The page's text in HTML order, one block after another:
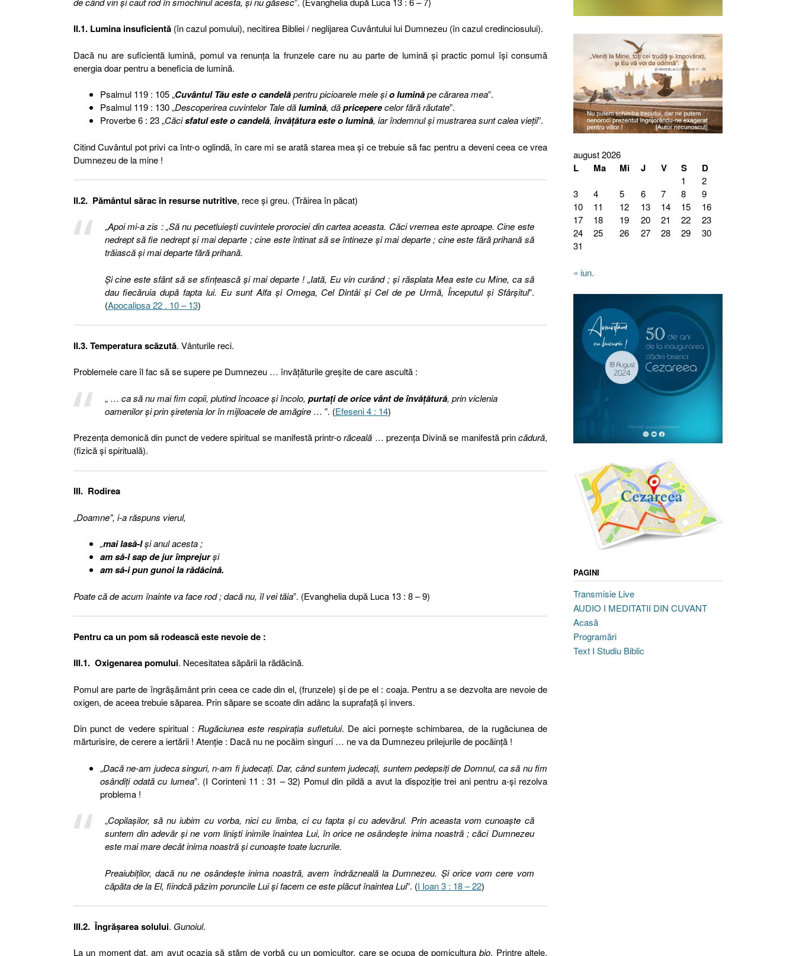
II.1. Lumina insuficientă (în cazul pomului), necitirea Bibliei / neglijarea Cuvântului lui Dumnezeu (în cazul credinciosului).
Dacă nu are suficientă lumină, pomul va renunţa la frunzele care nu au parte de lumină şi practic pomul îşi consumă
energia doar pentru a beneficia de lumină.
Psalmul 119 : 105 „Cuvântul Tău este o candelăpentru picioarele mele şio luminăpe cărarea mea”.
Psalmul 119 : 130 „Descoperirea cuvintelor Tale dălumină, dăpriceperecelor fără răutate”.
Proverbe 6 : 23 „Căcisfatul este o candelă, învăţătura este o lumină, iar îndemnul şi mustrarea sunt calea vieţii”.
Citind Cuvântul pot privi ca într-o oglindă, în care mi se arată starea mea şi ce trebuie să fac pentru a deveni ceea ce vrea
Dumnezeu de la mine !
II.2. Pământul sărac în resurse nutritive, rece şi greu. (Trăirea în păcat)
„Apoi mi-a zis : „Să nu pecetluieşti cuvintele prorociei din cartea aceasta. Căci vremea este aproape. Cine este
nedrept să fie nedrept şi mai departe ; cine este întinat să se întineze şi mai departe ; cine este fără prihană să
trăiască şi mai departe fără prihană.
Şi cine este sfânt să se sfinţească şi mai departe ! „Iată, Eu vin curând ; şi răsplata Mea este cu Mine, ca să
dau fiecăruia după fapta lui. Eu sunt Alfa şi Omega, Cel Dintâi şi Cel de pe Urmă, Începutul şi Sfârşitul”.
(Apocalipsa 22 . 10 – 13)
II.3. Temperatura scăzută. Vânturile reci.
Problemele care îl fac să se supere pe Dumnezeu … învăţăturile greşite de care ascultă :
„ … ca să nu mai fim copii, plutind încoace şi încolo, purtaţi de orice vânt de învăţătură, prin viclenia
oamenilor şi prin şiretenia lor în mijloacele de amăgire… ”. (Efeseni 4 : 14)
Prezenţa demonică din punct de vedere spiritual se manifestă printr-orăceală … prezenţa Divină se manifestă princădură,
(fizică şi spirituală).
III. Rodirea
„Doamne”, i-a răspuns vierul,
„mai lasă-lşi anul acesta ;
am să-l sap de jur împrejurşi
am să-i pun gunoi la rădăcină.
Poate că de acum înainte va face rod ; dacă nu, îl vei tăia”. (Evanghelia după Luca 13 : 8 – 9)
Pentru ca un pom să rodească este nevoie de :
III.1. Oxigenarea pomului. Necesitatea săpării la rădăcină.
Pomul are parte de îngrăşământ prin ceea ce cade din el, (frunzele) şi de pe el : coaja. Pentru a se dezvolta are nevoie de
oxigen, de aceea trebuie săparea. Prin săpare se scoate din adânc la suprafaţă şi invers.
Din punct de vedere spiritual : Rugăciunea este respiraţia sufletului. De aici porneşte schimbarea, de la rugăciunea de
mărturisire, de cerere a iertării ! Atenţie : Dacă nu ne pocăim singuri … ne va da Dumnezeu prilejurile de pocăinţă !
„Dacă ne-am judeca singuri, n-am fi judecaţi. Dar, când suntem judecaţi, suntem pedepsiţi de Domnul, ca să nu fim
osândiţi odată cu lumea”. (I Corinteni 11 : 31 – 32) Pomul din pildă a avut la dispoziţie trei ani pentru a-şi rezolva
problema !
„Copilaşilor, să nu iubim cu vorba, nici cu limba, ci cu fapta şi cu adevărul. Prin aceasta vom cunoaşte că
suntem din adevăr şi ne vom linişti inimile înaintea Lui, în orice ne osândeşte inima noastră ; căci Dumnezeu
este mai mare decât inima noastră şi cunoaşte toate lucrurile.
Preaiubiţilor, dacă nu ne osândeşte inima noastră, avem îndrăzneală la Dumnezeu. Şi orice vom cere vom
căpăta de la El, fiindcă păzim poruncile Lui şi facem ce este plăcut înaintea Lui”. (I Ioan 3 : 18 – 22)
III.2. Îngrăşarea solului. Gunoiul.
La un moment dat, am avut ocazia să stăm de vorbă cu un pomicultor, care se ocupa de pomiculturabio. Printre altele,
august 2026
L Ma Mi J V S D
1
2
3
4 5 6 7 8
9
10
11 12 13 14 15
16
17
18 19 20 21 22
23
24
25 26 27 28 29
30
31
« iun.
PAGINI
Transmisie Live
AUDIO I MEDITATII DIN CUVANT
Acasă
Programări
Text I Studiu Biblic